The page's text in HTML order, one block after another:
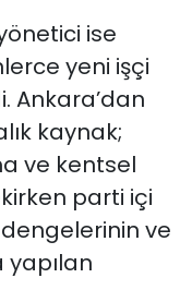
ise
yeni işçi
Ankara’dan
kaynak;
ve kentsel
parti içi
ve
yapılan